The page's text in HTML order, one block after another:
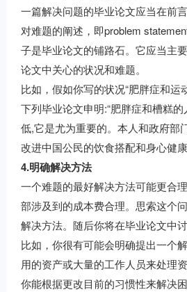
一篇解决问题的毕业论文应当在前
对难题的阐述，即problem
子是毕业论文的铺路石。它应当主
论文中关心的状况和难题。
比如，假如你写的状况“肥胖症和运
下列毕业论文申明:“肥胖症和槽糕
低,它是尤为重要的。本人和政府部
改进中国公民的饮食搭配和身心健
4.明确解决方法
一个难题的最好解决方法可能更合
部涉及到的成本费合理。思索这个
解决方法。随后你将在毕业论文中
比如，你很有可能会明确提出一个
用的资产或大量的工作人员来处理
你能根据更改目前的习惯性来解决困